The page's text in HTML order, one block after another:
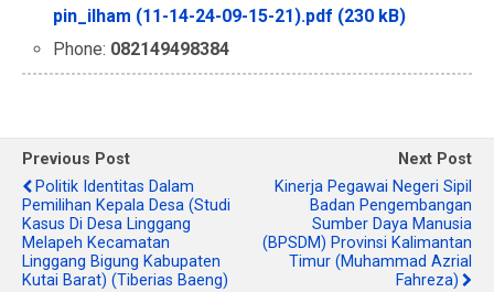
pin_ilham (11-14-24-09-15-21).pdf (230 kB)
Phone: 082149498384
Previous Post
Politik Identitas Dalam
Pemilihan Kepala Desa (Studi
Kasus Di Desa Linggang
Melapeh Kecamatan
Linggang Bigung Kabupaten
Kutai Barat) (Tiberias Baeng)
Next Post
Kinerja Pegawai Negeri Sipil
Badan Pengembangan
Sumber Daya Manusia
(BPSDM) Provinsi Kalimantan
Timur (Muhammad Azrial
Fahreza)